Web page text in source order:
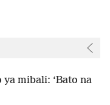
mibali: ‘Bato na